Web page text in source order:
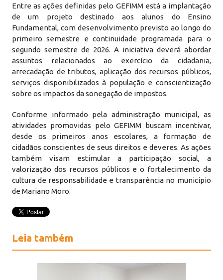
Entre as ações definidas pelo GEFIMM está a implantação
de um projeto destinado aos alunos do Ensino
Fundamental, com desenvolvimento previsto ao longo do
primeiro semestre e continuidade programada para o
segundo semestre de 2026. A iniciativa deverá abordar
assuntos relacionados ao exercício da cidadania,
arrecadação de tributos, aplicação dos recursos públicos,
serviços disponibilizados à população e conscientização
sobre os impactos da sonegação de impostos.
Conforme informado pela administração municipal, as
atividades promovidas pelo GEFIMM buscam incentivar,
desde os primeiros anos escolares, a formação de
cidadãos conscientes de seus direitos e deveres. As ações
também visam estimular a participação social, a
valorização dos recursos públicos e o fortalecimento da
cultura de responsabilidade e transparência no município
de Mariano Moro.
Leia também